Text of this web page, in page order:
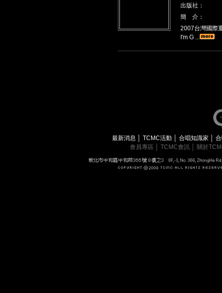
出版社：
簡 介：
2007台灣國際
I'm G ...
最新消息 TCMC活動 合唱知識家
會員專區
TCMC會訊 關於